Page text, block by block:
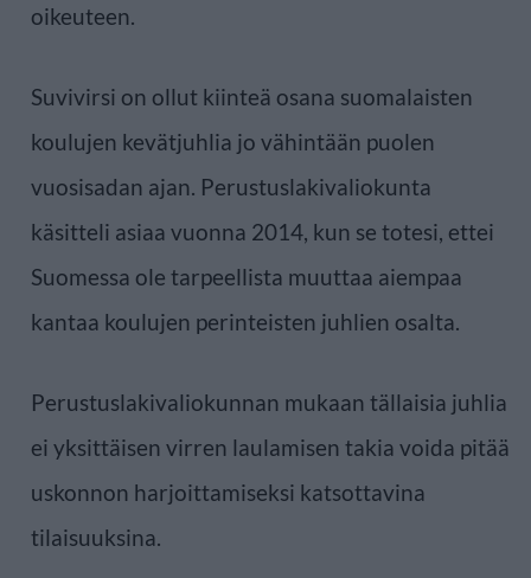
oikeuteen.
Suvivirsi on ollut kiinteä osana suomalaisten
koulujen kevätjuhlia jo vähintään puolen
vuosisadan ajan. Perustuslakivaliokunta
käsitteli asiaa vuonna 2014, kun se totesi, ettei
Suomessa ole tarpeellista muuttaa aiempaa
kantaa koulujen perinteisten juhlien osalta.
Perustuslakivaliokunnan mukaan tällaisia juhlia
ei yksittäisen virren laulamisen takia voida pitää
uskonnon harjoittamiseksi katsottavina
tilaisuuksina.